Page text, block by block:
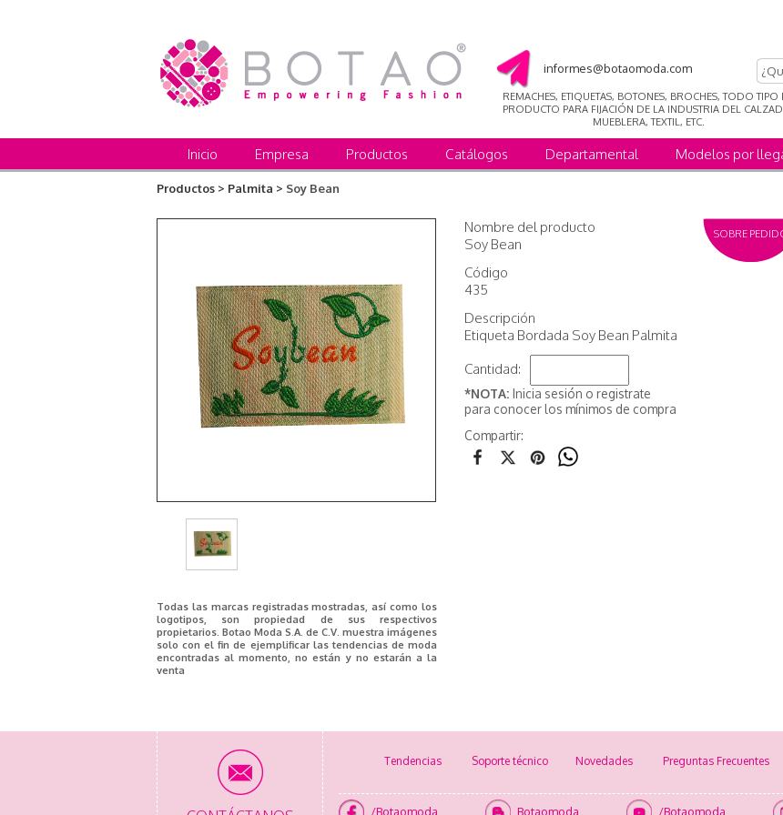
informes@botaomoda.com
REMACHES, ETIQUETAS, BOTONES, BROCHES, TODO TIPO
PRODUCTO PARA FIJACIÓN DE LA INDUSTRIA DEL
MUEBLERA, TEXTIL, ETC.
Inicio Empresa Productos Catálogos Departamental Modelos por
Productos > Palmita > Soy Bean
Todas las marcas registradas mostradas, así como los
logotipos, son propiedad de sus respectivos
propietarios. Botao Moda S.A. de C.V. muestra imágenes
solo con el fin de ejemplificar las tendencias de moda
encontradas al momento, no están y no estarán a la
venta
Nombre del producto
Soy Bean
Código
435
Descripción
Etiqueta Bordada Soy Bean Palmita
Cantidad:
*NOTA: Inicia sesión o registrate
para conocer los mínimos de compra
SOBRE
Compartir:
Tendencias Soporte técnico Novedades Preguntas Frecuentes
/Botaomoda Botaomoda /Botaomoda